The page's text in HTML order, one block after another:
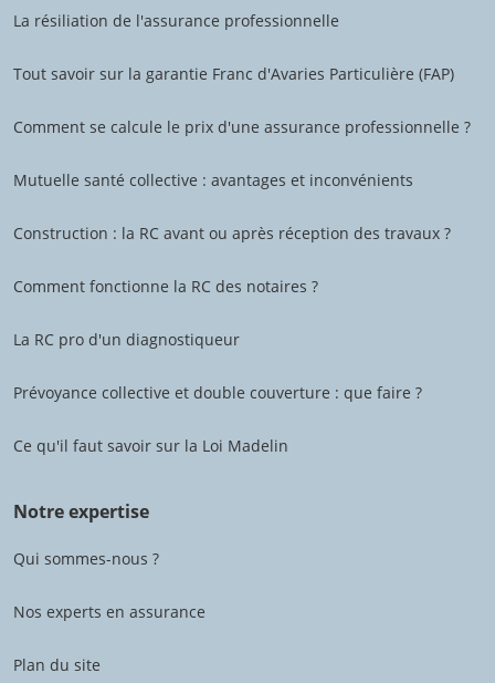
La résiliation de l'assurance professionnelle
Tout savoir sur la garantie Franc d'Avaries Particulière (FAP)
Comment se calcule le prix d'une assurance professionnelle ?
Mutuelle santé collective : avantages et inconvénients
Construction : la RC avant ou après réception des travaux ?
Comment fonctionne la RC des notaires ?
La RC pro d'un diagnostiqueur
Prévoyance collective et double couverture : que faire ?
Ce qu'il faut savoir sur la Loi Madelin
Notre expertise
Qui sommes-nous ?
Nos experts en assurance
Plan du site